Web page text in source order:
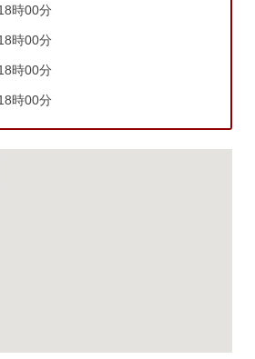
時00分
時00分
時00分
時00分